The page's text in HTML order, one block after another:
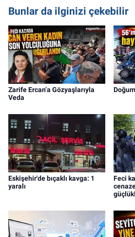
Bunlar da ilginizi çekebilir
Zarife Ercan’a Gözyaşlarıyla
Veda
Eskişehir'de bıçaklı kavga: 1
yaralı
Feci